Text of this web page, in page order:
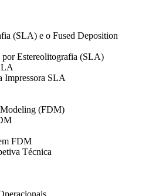
(SLA) e o Fused Deposition
por Estereolitografia (SLA)
Impressora SLA
(FDM)
FDM
Técnica